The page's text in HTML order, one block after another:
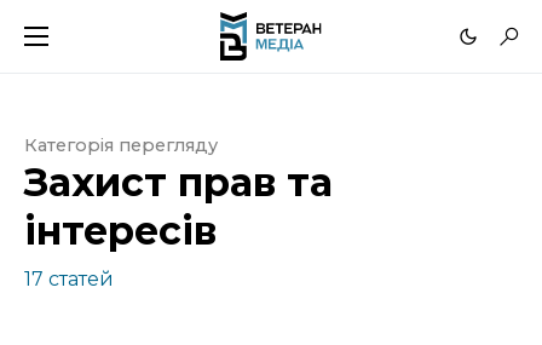
Категорія перегляду
Захист прав та
інтересів
17 статей